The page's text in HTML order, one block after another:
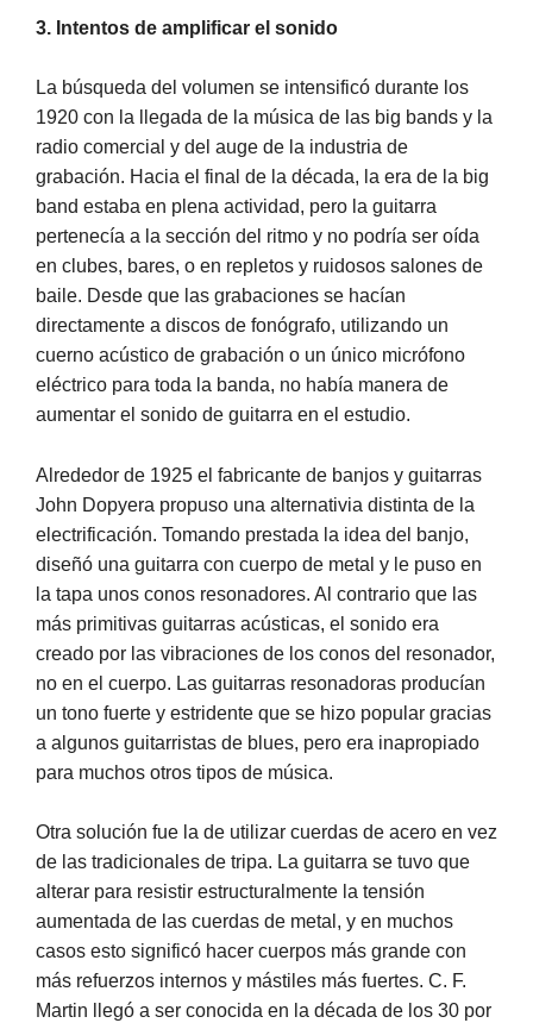
3. Intentos de amplificar el sonido
La búsqueda del volumen se intensificó durante los
1920 con la llegada de la música de las big bands y la
radio comercial y del auge de la industria de
grabación. Hacia el final de la década, la era de la big
band estaba en plena actividad, pero la guitarra
pertenecía a la sección del ritmo y no podría ser oída
en clubes, bares, o en repletos y ruidosos salones de
baile. Desde que las grabaciones se hacían
directamente a discos de fonógrafo, utilizando un
cuerno acústico de grabación o un único micrófono
eléctrico para toda la banda, no había manera de
aumentar el sonido de guitarra en el estudio.
Alrededor de 1925 el fabricante de banjos y guitarras
John Dopyera propuso una alternativia distinta de la
electrificación. Tomando prestada la idea del banjo,
diseñó una guitarra con cuerpo de metal y le puso en
la tapa unos conos resonadores. Al contrario que las
más primitivas guitarras acústicas, el sonido era
creado por las vibraciones de los conos del resonador,
no en el cuerpo. Las guitarras resonadoras producían
un tono fuerte y estridente que se hizo popular gracias
a algunos guitarristas de blues, pero era inapropiado
para muchos otros tipos de música.
Otra solución fue la de utilizar cuerdas de acero en vez
de las tradicionales de tripa. La guitarra se tuvo que
alterar para resistir estructuralmente la tensión
aumentada de las cuerdas de metal, y en muchos
casos esto significó hacer cuerpos más grande con
más refuerzos internos y mástiles más fuertes. C. F.
Martin llegó a ser conocida en la década de los 30 por